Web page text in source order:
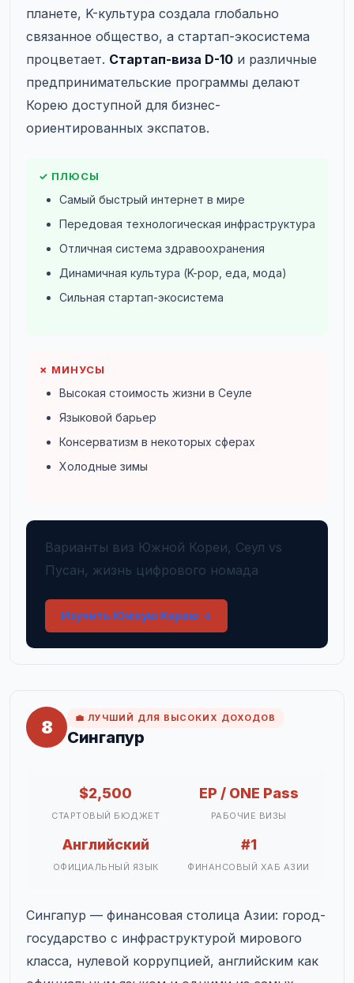
планете, K-культура создала глобально
связанное общество, а стартап-экосистема
процветает. Стартап-виза D-10 и различные
предпринимательские программы делают
Корею доступной для бизнес-
ориентированных экспатов.
✓ ПЛЮСЫ
Самый быстрый интернет в мире
Передовая технологическая инфраструктура
Отличная система здравоохранения
Динамичная культура (K-pop, еда, мода)
Сильная стартап-экосистема
✗ МИНУСЫ
Высокая стоимость жизни в Сеуле
Языковой барьер
Консерватизм в некоторых сферах
Холодные зимы
Варианты виз Южной Кореи, Сеул vs
Пусан, жизнь цифрового номада
Изучить Южную Корею →
8 💼 ЛУЧШИЙ ДЛЯ ВЫСОКИХ ДОХОДОВ
Сингапур
$2,500
СТАРТОВЫЙ БЮДЖЕТ
EP / ONE Pass
РАБОЧИЕ ВИЗЫ
Английский
ОФИЦИАЛЬНЫЙ ЯЗЫК
#1
ФИНАНСОВЫЙ ХАБ АЗИИ
Сингапур — финансовая столица Азии: город-
государство с инфраструктурой мирового
класса, нулевой коррупцией, английским как